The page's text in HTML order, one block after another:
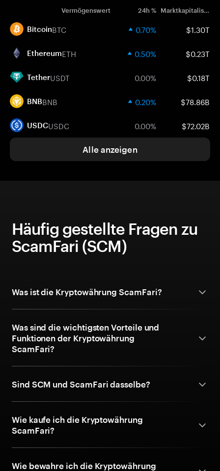
Vermögenswert 24h % Marktkapitalisierung
BitcoinBTC 0.70% $1.30T
EthereumETH 0.50% $0.23T
TetherUSDT 0.00% $0.18T
BNBBNB 0.20% $78.86B
USDCUSDC 0.00% $72.02B
Alle anzeigen
Häufig gestellte Fragen zu
ScamFari (SCM)
Was ist die Kryptowährung ScamFari?
Was sind die wichtigsten Vorteile und
Funktionen der Kryptowährung
ScamFari?
Sind SCM und ScamFari dasselbe?
Wie kaufe ich die Kryptowährung
ScamFari?
Wie bewahre ich die Kryptowährung